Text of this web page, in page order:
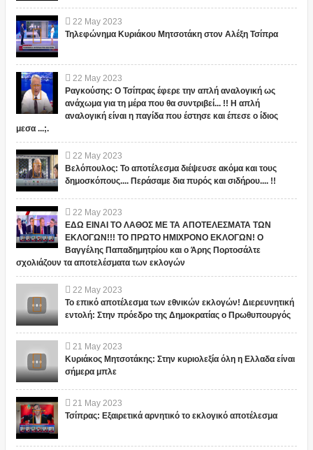
22 May 2023
Τηλεφώνημα Κυριάκου Μητσοτάκη στον Αλέξη Τσίπρα
22 May 2023
Ραγκούσης: Ο Τσίπρας έφερε την απλή αναλογική ως
ανάχωμα για τη μέρα που θα συντριβεί... !! Η απλή
αναλογική είναι η παγίδα που έστησε και έπεσε ο ίδιος
μεσα ...;.
22 May 2023
Βελόπουλος: Το αποτέλεσμα διέψευσε ακόμα και τους
δημοσκόπους.... Περάσαμε δια πυρός και σιδήρου.... !!
22 May 2023
ΕΔΩ ΕΙΝΑΙ ΤΟ ΛΑΘΟΣ ΜΕ ΤΑ ΑΠΟΤΕΛΕΣΜΑΤΑ ΤΩΝ
ΕΚΛΟΓΩΝ!!! ΤΟ ΠΡΩΤΟ ΗΜΙΧΡΟΝΟ ΕΚΛΟΓΩΝ! Ο
Βαγγέλης Παπαδημητρίου και ο Άρης Πορτοσάλτε
σχολιάζουν τα αποτελέσματα των εκλογών
22 May 2023
Το επικό αποτέλεσμα των εθνικών εκλογών! Διερευνητική
εντολή: Στην πρόεδρο της Δημοκρατίας ο Πρωθυπουργός
21 May 2023
Κυριάκος Μητσοτάκης: Στην κυριολεξία όλη η Ελλαδα είναι
σήμερα μπλε
21 May 2023
Τσίπρας: Εξαιρετικά αρνητικό το εκλογικό αποτέλεσμα